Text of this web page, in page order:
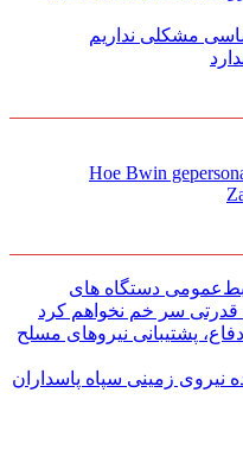
مشکلی نداریم
Hoe Bwin
دستگاه های
قدرتی سر خم نخواهم کرد
پشتیبانی نیرو‌های مسلح
نیروی زمینی سپاه پاسداران